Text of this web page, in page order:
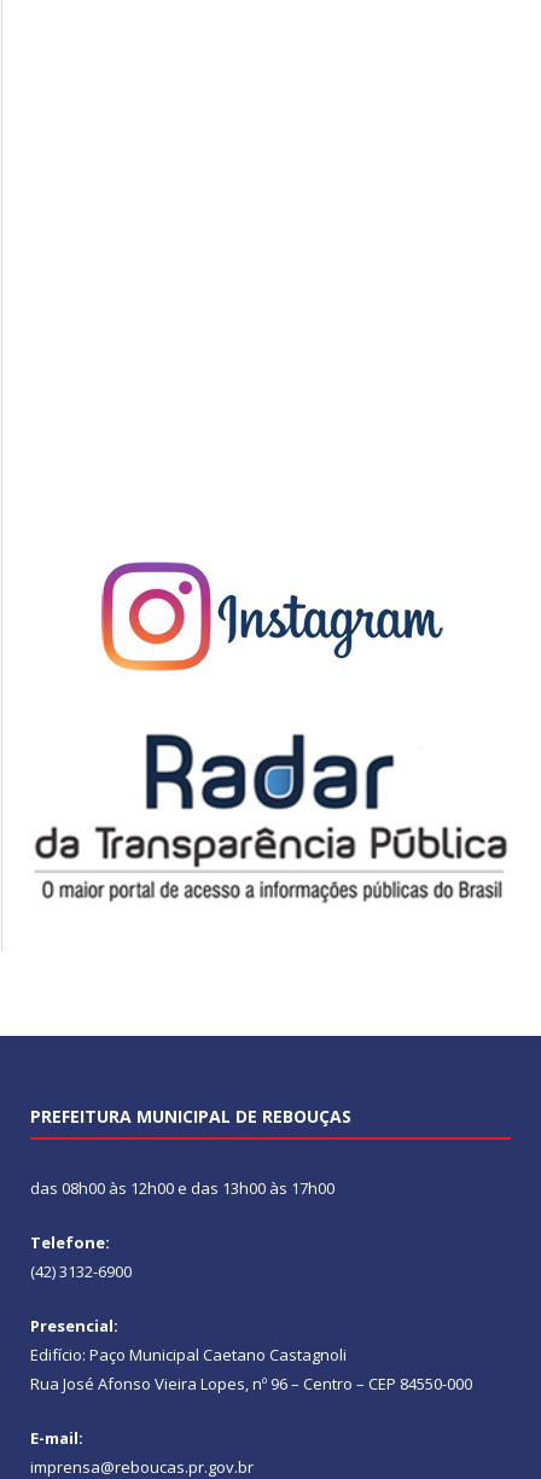
PREFEITURA MUNICIPAL DE REBOUÇAS
das 08h00 às 12h00 e das 13h00 às 17h00
Telefone:
(42) 3132-6900
Presencial:
Edifício: Paço Municipal Caetano Castagnoli
Rua José Afonso Vieira Lopes, nº 96 – Centro – CEP 84550-000
E-mail:
imprensa@reboucas.pr.gov.br